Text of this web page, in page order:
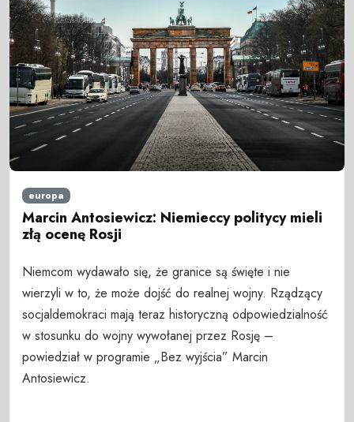
europa
Marcin Antosiewicz: Niemieccy politycy mieli
złą ocenę Rosji
Niemcom wydawało się, że granice są święte i nie
wierzyli w to, że może dojść do realnej wojny. Rządzący
socjaldemokraci mają teraz historyczną odpowiedzialność
w stosunku do wojny wywołanej przez Rosję –
powiedział w programie „Bez wyjścia” Marcin
Antosiewicz.